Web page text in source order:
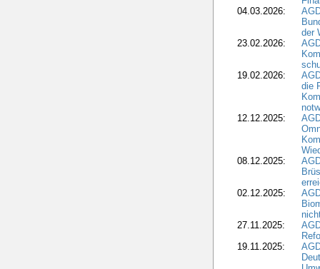
04.03.2026:
der
23.02.2026:
19.02.2026:
die
12.12.2025:
08.12.2025:
02.12.2025:
27.11.2025:
19.11.2025: